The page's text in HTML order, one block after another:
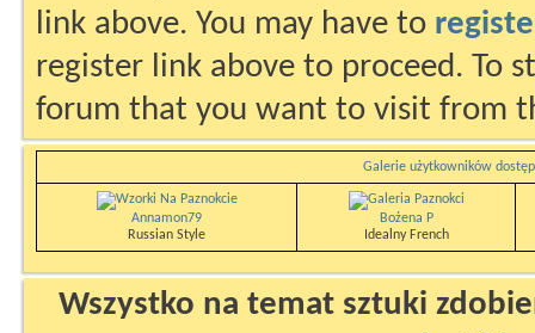
link above. You may have to
register link above to proceed. To
forum that you want to visit from
Galerie użytkowników
Annamon79
Russian Style
Bożena P
Idealny French
Wszystko na temat sztuki